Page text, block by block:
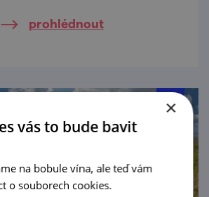
prohlédnout
×
vás to bude bavit
na bobule vína, ale teď vám
o souborech cookies.